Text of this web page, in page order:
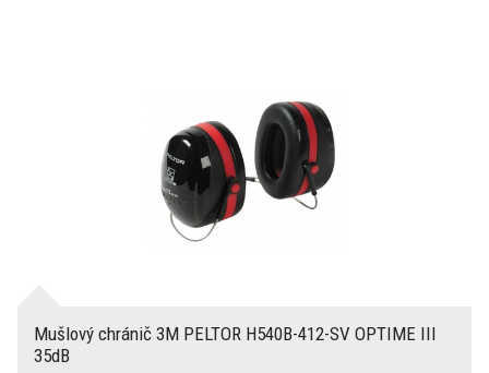
Mušlový chránič 3M PELTOR H540B-412-SV OPTIME III
35dB